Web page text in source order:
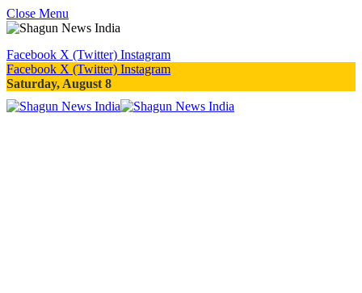
Close Menu
Facebook X (Twitter) Instagram
Facebook X (Twitter) Instagram
Saturday, August 8